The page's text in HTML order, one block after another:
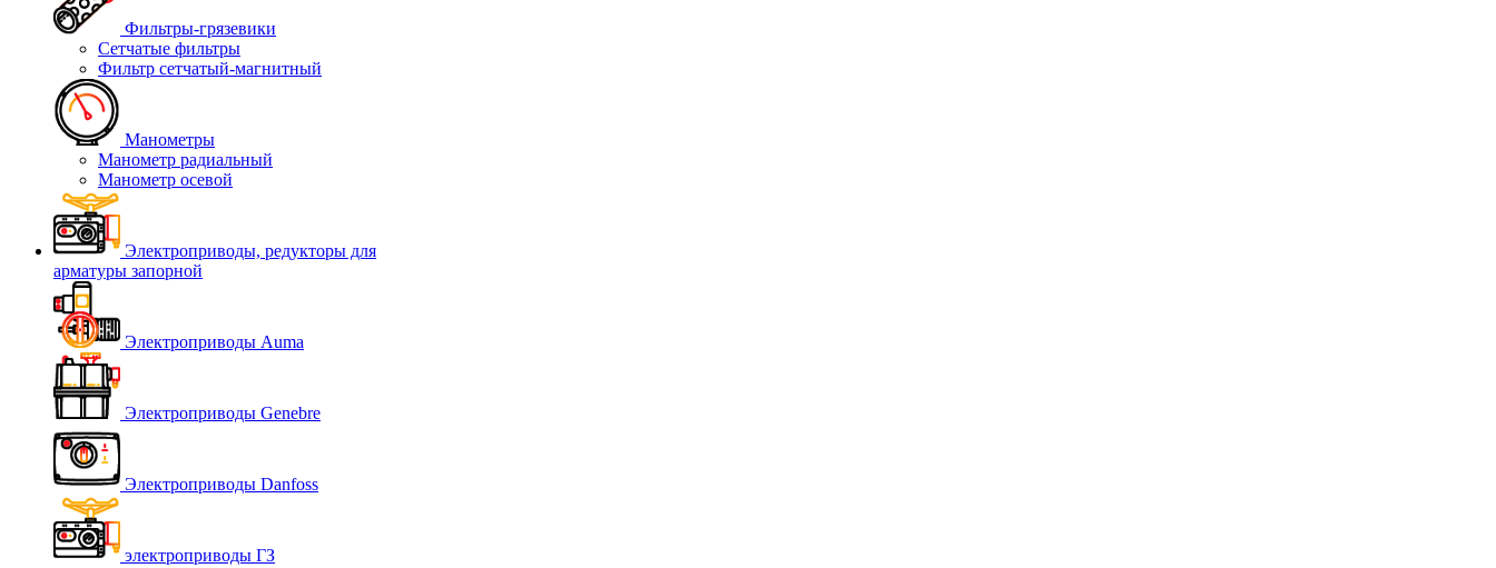
Фильтры-грязевики
Сетчатые фильтры
Фильтр сетчатый-магнитный
Манометры
Манометр радиальный
Манометр осевой
Электроприводы, редукторы для
арматуры запорной
Электроприводы Auma
Электроприводы Genebre
Электроприводы Danfoss
электроприводы ГЗ